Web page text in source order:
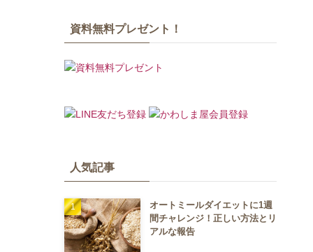
資料無料プレゼント！
人気記事
オートミールダイエットに1週
間チャレンジ！正しい方法とリ
アルな報告